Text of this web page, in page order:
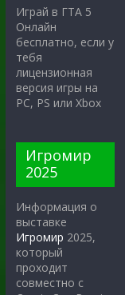
Играй в ГТА 5
Онлайн
бесплатно, если у
тебя
лицензионная
версия игры на
PC, PS или Xbox
Игромир
2025
Информация о
выставке
Игромир 2025,
который
проходит
совместно с